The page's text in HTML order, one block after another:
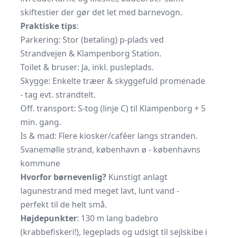
skiftestier der gør det let med barnevogn.
Praktiske tips:
Parkering: Stor (betaling) p-plads ved
Strandvejen & Klampenborg Station.
Toilet & bruser: Ja, inkl. pusleplads.
Skygge: Enkelte træer & skyggefuld promenade
- tag evt. strandtelt.
Off. transport: S-tog (linje C) til Klampenborg + 5
min. gang.
Is & mad: Flere kiosker/caféer langs stranden.
Svanemølle strand, københavn ø - københavns
kommune
Hvorfor børnevenlig? Kunstigt anlagt
lagunestrand med meget lavt, lunt vand -
perfekt til de helt små.
Højdepunkter: 130 m lang badebro
(krabbefiskeri!), legeplads og udsigt til sejlskibe i